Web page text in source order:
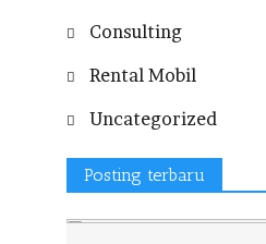
Consulting
Rental Mobil
Uncategorized
Posting terbaru